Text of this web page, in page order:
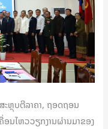
ະຫຼຸບຕີລາຄາ, ຖອດຖອນ
ອນໄຫວວຽກງານຜ່ານມາຂອງ